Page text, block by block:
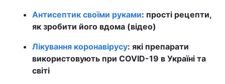
Антисептик своїми руками: прості рецепти,
як зробити його вдома (відео)
Лікування коронавірусу: які препарати
використовують при COVID-19 в Україні та
світі